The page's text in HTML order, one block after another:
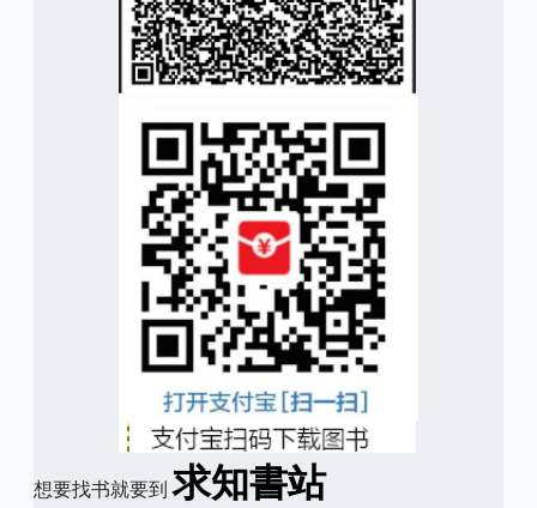
想要找书就要到求知書站